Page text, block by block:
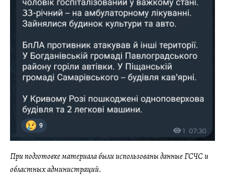
При подготовке материала были использованы данные ГСЧС и
областных администраций.